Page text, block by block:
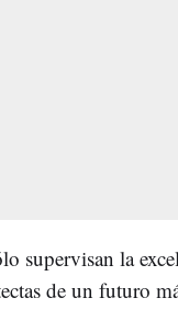
supervisan la
de un futuro